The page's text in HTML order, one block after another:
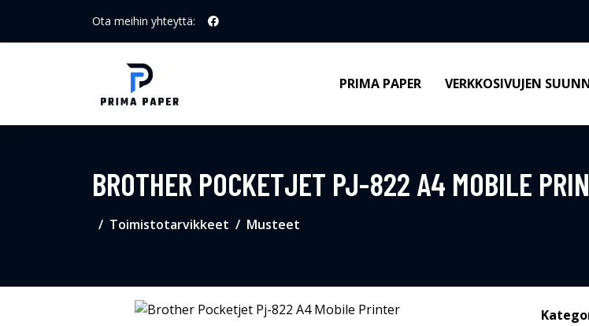
Ota meihin yhteyttä:
PRIMA PAPER VERKKOSIVUJEN
BROTHER POCKETJET PJ-822 A4 MOBILE
Toimistotarvikkeet Musteet